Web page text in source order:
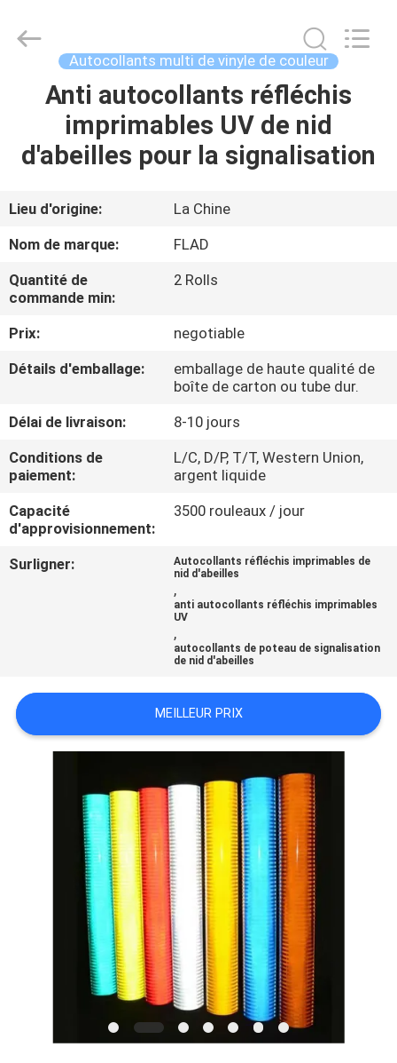
MAISON
PRODUITS
À
PROPOS
DE
NOUS
VISITE
DE
L'USINE
CONTRÔLE
DE
CONTACTER
UN DEVIS
PRIVACY
Material
Autocollants multi de vinyle de couleur
Anti autocollants réfléchis
imprimables UV de nid
d'abeilles pour la signalisation
Lieu d'origine:
La Chine
Nom de marque:
FLAD
Quantité de
commande min:
2 Rolls
Prix:
negotiable
Détails d'emballage:
emballage de haute qualité de
boîte de carton ou tube dur.
Délai de livraison:
8-10 jours
Conditions de
paiement:
L/C, D/P, T/T, Western Union,
argent liquide
Capacité
d'approvisionnement:
3500 rouleaux / jour
Surligner:
Autocollants réfléchis imprimables de
nid d'abeilles
,
anti autocollants réfléchis imprimables
UV
,
autocollants de poteau de signalisation
de nid d'abeilles
MEILLEUR PRIX